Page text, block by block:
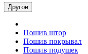
Другое
Пошив штор
Пошив покрывал
Пошив подушек